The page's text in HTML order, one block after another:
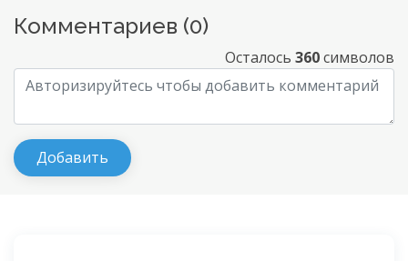
Комментариев (0)
Осталось 360символов